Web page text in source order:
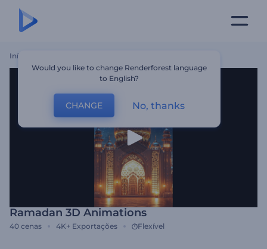
Início
Ramadan 3D Animations
40 cenas 4K+ Exportações Flexível
Would you like to change Renderforest language
to English?
CHANGE No, thanks